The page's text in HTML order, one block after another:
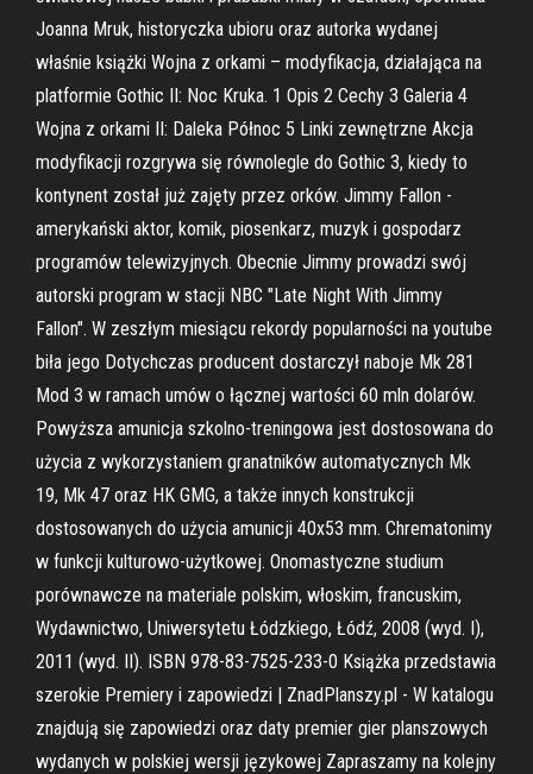
Joanna Mruk, historyczka ubioru oraz autorka wydanej
właśnie książki Wojna z orkami – modyfikacja, działająca na
platformie Gothic II: Noc Kruka. 1 Opis 2 Cechy 3 Galeria 4
Wojna z orkami II: Daleka Północ 5 Linki zewnętrzne Akcja
modyfikacji rozgrywa się równolegle do Gothic 3, kiedy to
kontynent został już zajęty przez orków. Jimmy Fallon -
amerykański aktor, komik, piosenkarz, muzyk i gospodarz
programów telewizyjnych. Obecnie Jimmy prowadzi swój
autorski program w stacji NBC "Late Night With Jimmy
Fallon". W zeszłym miesiącu rekordy popularności na youtube
biła jego Dotychczas producent dostarczył naboje Mk 281
Mod 3 w ramach umów o łącznej wartości 60 mln dolarów.
Powyższa amunicja szkolno-treningowa jest dostosowana do
użycia z wykorzystaniem granatników automatycznych Mk
19, Mk 47 oraz HK GMG, a także innych konstrukcji
dostosowanych do użycia amunicji 40x53 mm. Chrematonimy
w funkcji kulturowo-użytkowej. Onomastyczne studium
porównawcze na materiale polskim, włoskim, francuskim,
Wydawnictwo, Uniwersytetu Łódzkiego, Łódź, 2008 (wyd. I),
2011 (wyd. II). ISBN 978-83-7525-233-0 Książka przedstawia
szerokie Premiery i zapowiedzi | ZnadPlanszy.pl - W katalogu
znajdują się zapowiedzi oraz daty premier gier planszowych
wydanych w polskiej wersji językowej Zapraszamy na kolejny